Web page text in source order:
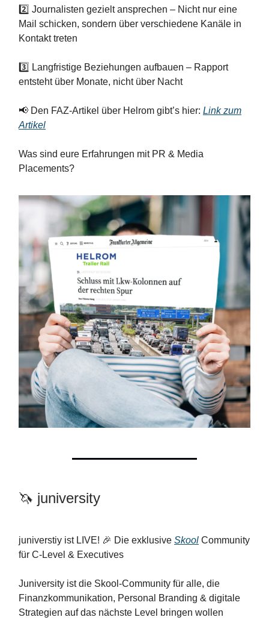
2️⃣ Journalisten gezielt ansprechen – Nicht nur eine
Mail schicken, sondern über verschiedene Kanäle in
Kontakt treten
3️⃣ Langfristige Beziehungen aufbauen – Rapport
entsteht über Monate, nicht über Nacht
📢 Den FAZ-Artikel über Helrom gibt’s hier: Link zum
Artikel
Was sind eure Erfahrungen mit PR & Media
Placements?
🦄 juniversity
juniverstiy ist LIVE! 🎉 Die exklusive Skool Community
für C-Level & Executives
Juniversity ist die Skool-Community für alle, die
Finanzkommunikation, Personal Branding & digitale
Strategien auf das nächste Level bringen wollen